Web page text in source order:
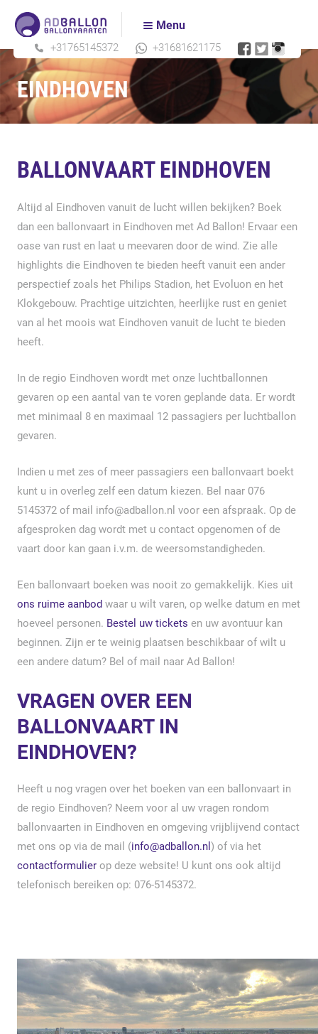
Home
Over ons
Ballonvaarten
Tickets bestellen
Prijzen
Contact
Menu
+31765145372 +31681621175
EINDHOVEN
BALLONVAART EINDHOVEN
Altijd al Eindhoven vanuit de lucht willen bekijken? Boek
dan een ballonvaart in Eindhoven met Ad Ballon! Ervaar een
oase van rust en laat u meevaren door de wind. Zie alle
highlights die Eindhoven te bieden heeft vanuit een ander
perspectief zoals het Philips Stadion, het Evoluon en het
Klokgebouw. Prachtige uitzichten, heerlijke rust en geniet
van al het moois wat Eindhoven vanuit de lucht te bieden
heeft.
In de regio Eindhoven wordt met onze luchtballonnen
gevaren op een aantal van te voren geplande data. Er wordt
met minimaal 8 en maximaal 12 passagiers per luchtballon
gevaren.
Indien u met zes of meer passagiers een ballonvaart boekt
kunt u in overleg zelf een datum kiezen. Bel naar 076
5145372 of mail info@adballon.nl voor een afspraak. Op de
afgesproken dag wordt met u contact opgenomen of de
vaart door kan gaan i.v.m. de weersomstandigheden.
Een ballonvaart boeken was nooit zo gemakkelijk. Kies uit
ons ruime aanbod waar u wilt varen, op welke datum en met
hoeveel personen. Bestel uw tickets en uw avontuur kan
beginnen. Zijn er te weinig plaatsen beschikbaar of wilt u
een andere datum? Bel of mail naar Ad Ballon!
VRAGEN OVER EEN
BALLONVAART IN
EINDHOVEN?
Heeft u nog vragen over het boeken van een ballonvaart in
de regio Eindhoven? Neem voor al uw vragen rondom
ballonvaarten in Eindhoven en omgeving vrijblijvend contact
met ons op via de mail (info@adballon.nl ) of via het
contactformulier op deze website! U kunt ons ook altijd
telefonisch bereiken op: 076-5145372.